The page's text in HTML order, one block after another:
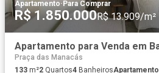
Apartamento·Para Comprar
R$ 1.850.000R$ 13.909/m²
Praça das Manacás
133 m²2 Quartos4 BanheirosApartamento